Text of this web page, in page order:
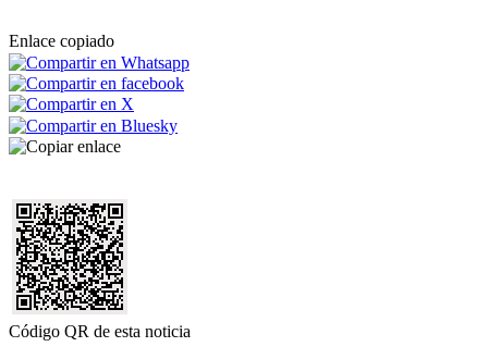
Enlace copiado
Código QR de esta noticia